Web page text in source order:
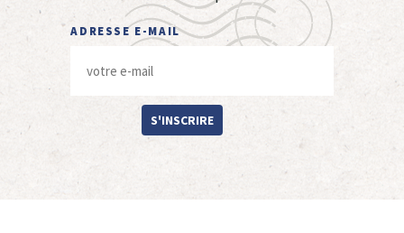
ADRESSE E-MAIL
S'INSCRIRE